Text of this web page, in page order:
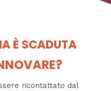
È SCADUTA
ricontattato dal